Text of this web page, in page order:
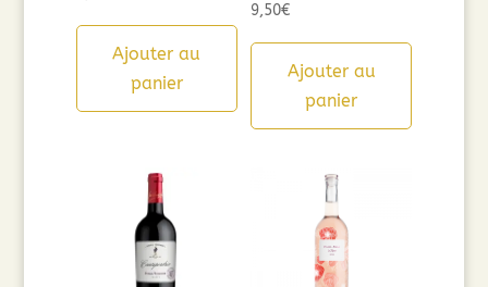
Ajouter au
panier
9,50€
Ajouter au
panier